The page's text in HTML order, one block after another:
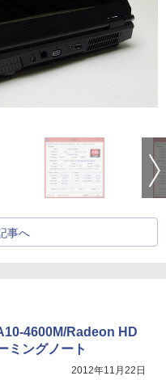
事へ
4600M/Radeon HD
ミングノート
2012年11月22日